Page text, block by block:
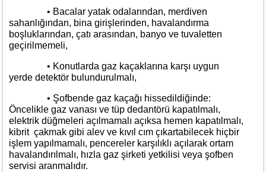
• Bacalar yatak odalarından, merdiven
sahanlığından, bina girişlerinden, havalandırma
boşluklarından, çatı arasından, banyo ve tuvaletten
geçirilmemeli,
• Konutlarda gaz kaçaklarına karşı uygun
yerde detektör bulundurulmalı,
• Şofbende gaz kaçağı hissedildiğinde:
Öncelikle gaz vanası ve tüp dedantörü kapatılmalı,
elektrik düğmeleri açılmamalı açıksa hemen kapatılmalı,
kibrit çakmak gibi alev ve kıvıl cım çıkartabilecek hiçbir
işlem yapılmamalı, pencereler karşılıklı açılarak ortam
havalandırılmalı, hızla gaz şirketi yetkilisi veya şofben
servisi aranmalıdır.